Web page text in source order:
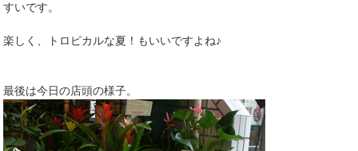
すいです。
楽しく、トロピカルな夏！もいいですよね♪
最後は今日の店頭の様子。